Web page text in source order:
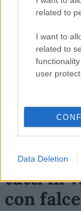
related to
I want to
related to
user
Data Deletion
Il
tutti in
con